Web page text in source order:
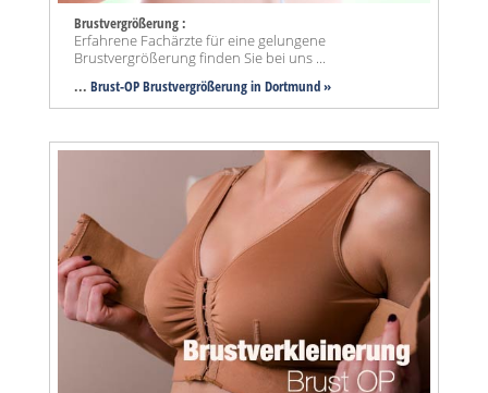
Brustvergrößerung :
Erfahrene Fachärzte für eine gelungene
Brustvergrößerung finden Sie bei uns ...
... Brust-OP Brustvergrößerung in Dortmund »